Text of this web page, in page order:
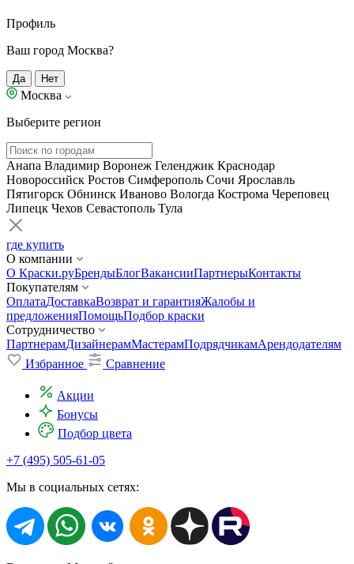
Профиль
Ваш город Москва?
Да Нет
Москва
Выберите регион
Анапа Владимир Воронеж Геленджик Краснодар
Новороссийск Ростов Симферополь Сочи Ярославль
Пятигорск Обнинск Иваново Вологда Кострома Череповец
Липецк Чехов Севастополь Тула
где купить
О компании
О Краски.руБрендыБлогВакансииПартнерыКонтакты
Покупателям
ОплатаДоставкаВозврат и гарантияЖалобы и
предложенияПомощьПодбор краски
Сотрудничество
ПартнерамДизайнерамМастерамПодрядчикамАрендодателям
Избранное
Сравнение
Акции
Бонусы
Подбор цвета
+7 (495) 505-61-05
Мы в социальных сетях: